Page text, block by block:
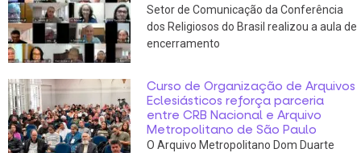
Setor de Comunicação da Conferência
dos Religiosos do Brasil realizou a aula de
encerramento
Curso de Organização de Arquivos
Eclesiásticos reforça parceria
entre CRB Nacional e Arquivo
Metropolitano de São Paulo
O Arquivo Metropolitano Dom Duarte